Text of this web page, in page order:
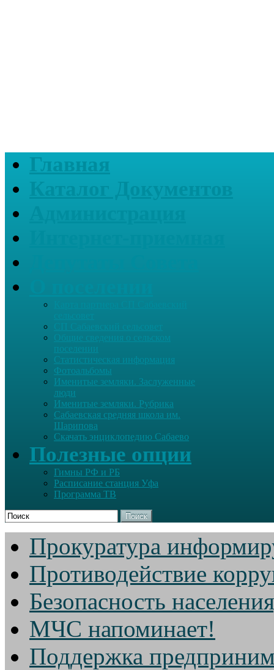
Главная
Общие сведения о сельском
поселении
Статистическая информация
Фотоальбомы
Именитые земляки. Заслуженные
люди
Именитые земляки. Рубрика
Сабаевская средняя школа им.
Шарипова
Скачать энциклопедию Сабаево
Полезные опции
Гимны РФ и РБ
Расписание станция Уфа
Программа ТВ
Поиск
Прокуратура
Противодействие
Безопасность
МЧС напоминает!
Поддержка